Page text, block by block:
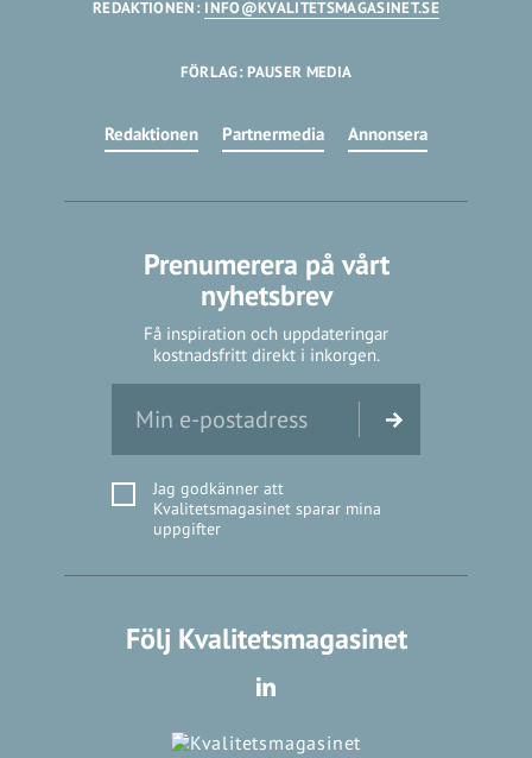
REDAKTIONEN: INFO@KVALITETSMAGASINET.SE
FÖRLAG: PAUSER MEDIA
Redaktionen Partnermedia Annonsera
Prenumerera på vårt
nyhetsbrev
Få inspiration och uppdateringar
kostnadsfritt direkt i inkorgen.
Jag godkänner att
Kvalitetsmagasinet sparar mina
uppgifter
Följ Kvalitetsmagasinet